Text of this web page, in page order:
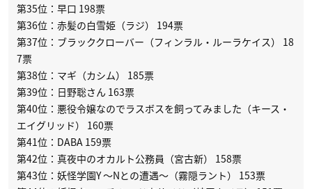
第35位：早口 198票
第36位：赤髪の白雪姫（ラジ） 194票
第37位：ブラッククローバー（フィンラル・ルーラケイス） 18
7票
第38位：マギ（カシム） 185票
第39位：日野聡さん 163票
第40位：悪役令嬢なのでラスボスを飼ってみました（キース・
エイグリッド） 160票
第41位：DABA 159票
第42位：真夜中のオカルト公務員（宮古新） 158票
第43位：妖怪学園Y 〜Nとの遭遇〜（霧隠ラント） 153票